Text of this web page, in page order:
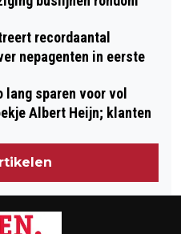
recordaantal
nepagenten in eerste
lang sparen voor vol
Albert Heijn; klanten